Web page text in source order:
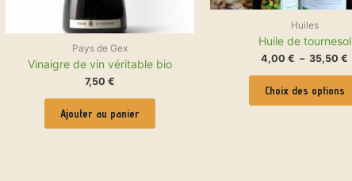
Pays de Gex
Vinaigre de vin véritable bio
7,50 €
Ajouter au panier
Huiles
Huile de tournesol
4,00€ – 35,50€
Choix des options